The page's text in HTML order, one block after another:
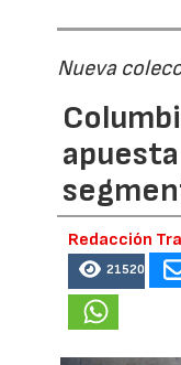
Nueva
Redacción
21520